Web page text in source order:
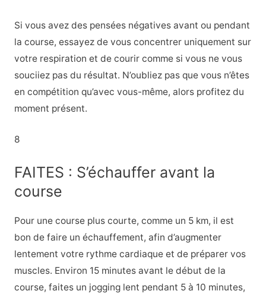
Si vous avez des pensées négatives avant ou pendant
la course, essayez de vous concentrer uniquement sur
votre respiration et de courir comme si vous ne vous
souciiez pas du résultat. N’oubliez pas que vous n’êtes
en compétition qu’avec vous-même, alors profitez du
moment présent.
8
FAITES : S’échauffer avant la
course
Pour une course plus courte, comme un 5 km, il est
bon de faire un échauffement, afin d’augmenter
lentement votre rythme cardiaque et de préparer vos
muscles. Environ 15 minutes avant le début de la
course, faites un jogging lent pendant 5 à 10 minutes,